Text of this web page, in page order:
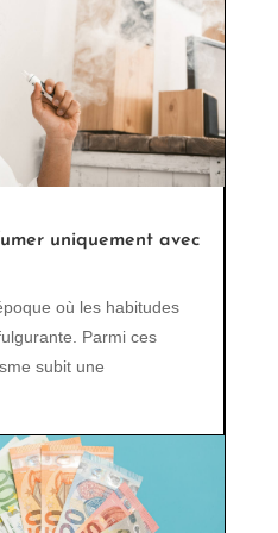
uniquement avec
où les habitudes
Parmi ces
subit une